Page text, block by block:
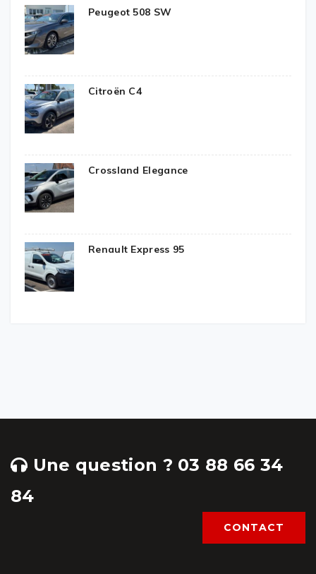
Peugeot 508 SW
Citroën C4
Crossland Elegance
Renault Express 95
Une question ? 03 88 66 34
84
CONTACT